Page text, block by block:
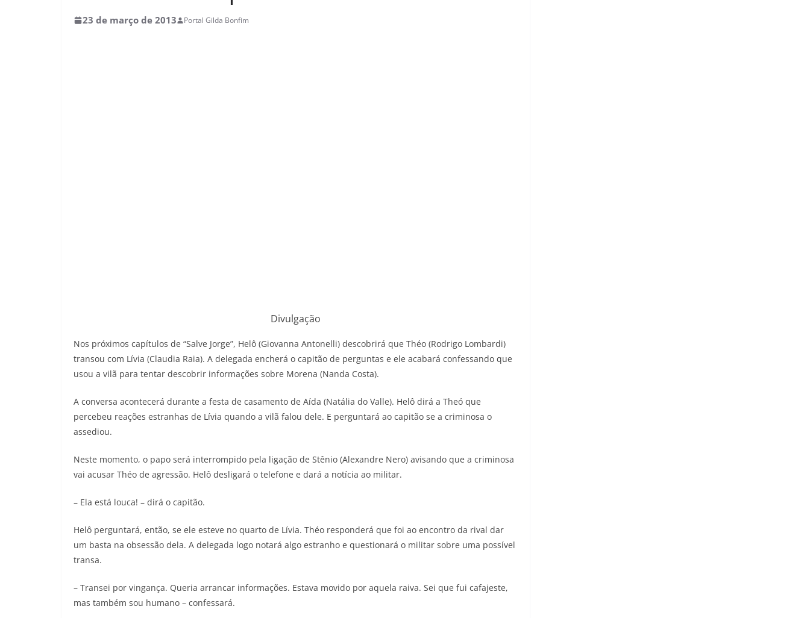
23 de março de 2013 Portal Gilda Bonfim
Divulgação
Nos próximos capítulos de “Salve Jorge”, Helô (Giovanna Antonelli) descobrirá que Théo (Rodrigo Lombardi)
transou com Lívia (Claudia Raia). A delegada encherá o capitão de perguntas e ele acabará confessando que
usou a vilã para tentar descobrir informações sobre Morena (Nanda Costa).
A conversa acontecerá durante a festa de casamento de Aída (Natália do Valle). Helô dirá a Theó que
percebeu reações estranhas de Lívia quando a vilã falou dele. E perguntará ao capitão se a criminosa o
assediou.
Neste momento, o papo será interrompido pela ligação de Stênio (Alexandre Nero) avisando que a criminosa
vai acusar Théo de agressão. Helô desligará o telefone e dará a notícia ao militar.
– Ela está louca! – dirá o capitão.
Helô perguntará, então, se ele esteve no quarto de Lívia. Théo responderá que foi ao encontro da rival dar
um basta na obsessão dela. A delegada logo notará algo estranho e questionará o militar sobre uma possível
transa.
– Transei por vingança. Queria arrancar informações. Estava movido por aquela raiva. Sei que fui cafajeste,
mas também sou humano – confessará.